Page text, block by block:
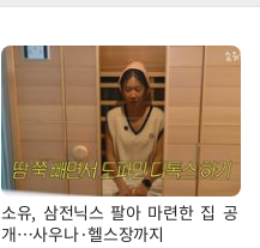
소유, 삼전닉스 팔아 마련한 집 공
개…사우나·헬스장까지